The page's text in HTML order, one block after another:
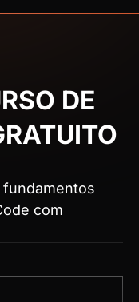
DE
com